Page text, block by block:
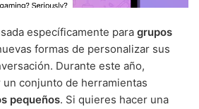
específicamente para grupos
formas de personalizar sus
Durante este año,
conjunto de herramientas
pequeños. Si quieres hacer una